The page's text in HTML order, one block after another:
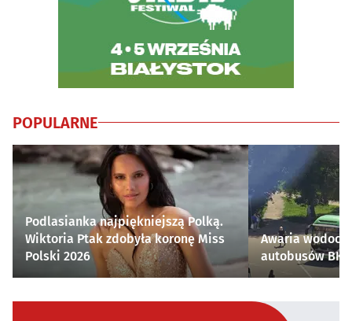
POPULARNE
Podlasianka najpiękniejszą Polką.
Wiktoria Ptak zdobyła koronę Miss
Polski 2026
Awaria
autobusów